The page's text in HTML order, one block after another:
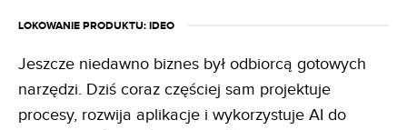
LOKOWANIE PRODUKTU: IDEO
Jeszcze niedawno biznes był odbiorcą gotowych
narzędzi. Dziś coraz częściej sam projektuje
procesy, rozwija aplikacje i wykorzystuje AI do